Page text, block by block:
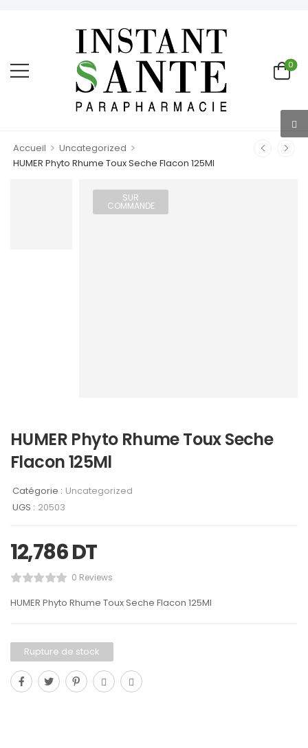
0
Accueil > Uncategorized >
HUMER Phyto Rhume Toux Seche Flacon 125Ml
SUR
COMMANDE
HUMER Phyto Rhume Toux Seche
Flacon 125Ml
Catégorie : Uncategorized
UGS : 20503
12,786DT
0 Reviews
HUMER Phyto Rhume Toux Seche Flacon 125Ml
Rupture de stock